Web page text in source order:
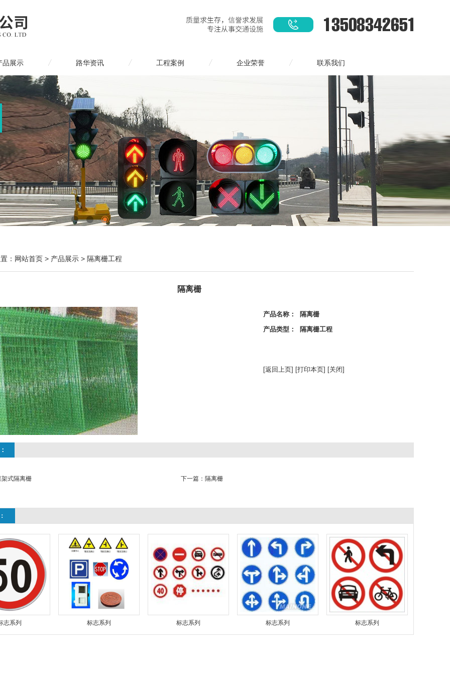
品展示 路华资讯 工程案例 企业荣誉 联系我们
： 网站首页 > 产品展示 > 隔离栅工程
隔离栅
产品名称： 隔离栅
产品类型： 隔离栅工程
[返回上页] [打印本页] [关闭]
架式隔离栅 下一篇： 隔离栅
志系列 标志系列 标志系列 标志系列 标志系列